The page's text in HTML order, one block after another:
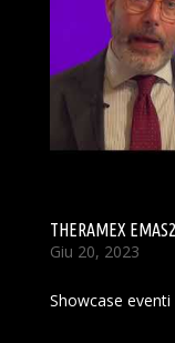
THERAMEX
Giu 20, 2023
Showcase